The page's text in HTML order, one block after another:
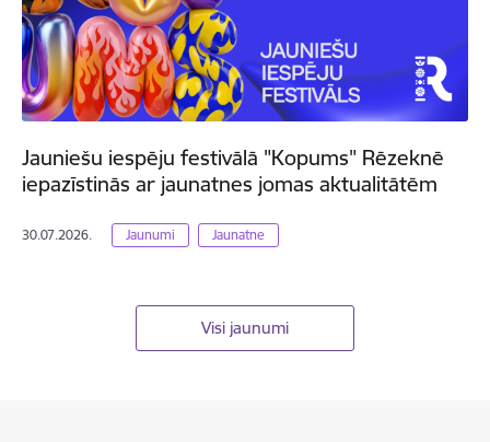
Jauniešu iespēju festivālā "Kopums" Rēzeknē
iepazīstinās ar jaunatnes jomas aktualitātēm
30.07.2026. Jaunumi Jaunatne
Visi jaunumi